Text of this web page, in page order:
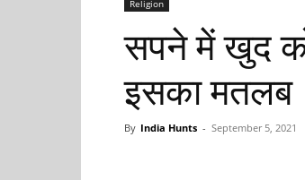
Religion
सपने में खुद को
इसका मतलब
By India Hunts - September 5, 2021